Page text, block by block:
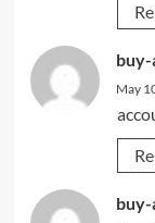
buy-
May
buy-